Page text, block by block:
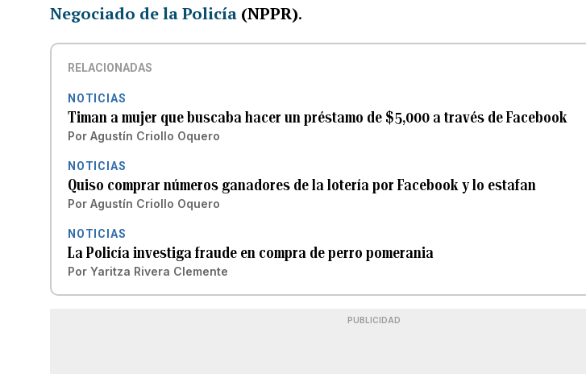
Negociado de la Policía (NPPR).
RELACIONADAS
NOTICIAS
Timan a mujer que buscaba hacer un préstamo de $5,000 a través de Facebook
Por Agustín Criollo Oquero
NOTICIAS
Quiso comprar números ganadores de la lotería por Facebook y lo estafan
Por Agustín Criollo Oquero
NOTICIAS
La Policía investiga fraude en compra de perro pomerania
Por Yaritza Rivera Clemente
PUBLICIDAD